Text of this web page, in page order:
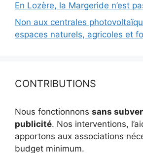
En Lozère, la Margeride n’est
Non aux centrales
espaces naturels, agricoles et
CONTRIBUTIONS
Nous fonctionnons sans
publicité. Nos interventions,
apportons aux associations
budget minimum.